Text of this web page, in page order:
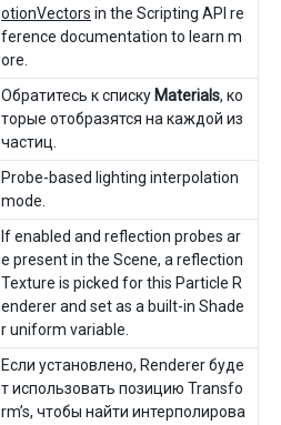
otionVectors in the Scripting API re
ference documentation to learn m
ore.
Обратитесь к списку Materials, ко
торые отобразятся на каждой из
частиц.
Probe-based lighting interpolation
mode.
If enabled and reflection probes ar
e present in the Scene, a reflection
Texture is picked for this Particle R
enderer and set as a built-in Shade
r uniform variable.
Если установлено, Renderer буде
т использовать позицию Transfo
rm’s, чтобы найти интерполирова